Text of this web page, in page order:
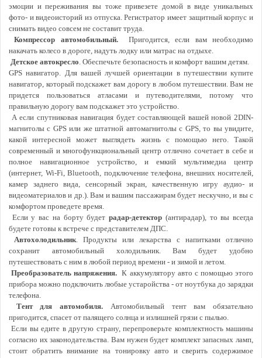
эмоции и переживания вы тоже привезете домой в виде уникальных
фото- и видеоисторий из отпуска. Регистратор имеет защитный корпус и
снимать видео совсем не составит труда.
Компрессор автомобильный.Пригодится, если вам необходимо
накачать колесо в дороге, надуть лодку или матрас на отдыхе.
Детское автокресло. Обеспечьте безопасность и комфорт вашим детям.
GPS навигатор. Для вашей лучшей ориентации в путешествии купите
навигатор, который подскажет вам дорогу в любом путешествии. Вам не
придется пользоваться атласами и путеводителями, потому что
правильную дорогу вам подскажет это устройство.
А если спутниковая навигация будет составляющей вашей новой 2DIN-
магнитолы с GPS или же штатной автомагнитолы с GPS, то вы увидите,
какой интересной может выглядеть жизнь с помощью него. Такой
современный и многофункциональный центр отлично сочетает в себе и
полное навигационное устройство, и емкий мультимедиа центр
(интернет, Wi-Fi, Bluetooth, подключение телефона, внешних носителей,
камер заднего вида, сенсорный экран, качественную игру аудио- и
видеоматериалов и др.). Вам и вашим пассажирам будет нескучно, и вы с
комфортом проведете время.
Если у вас на борту будетрадар-детектор (антирадар), то вы всегда
будете готовы к встрече с представителем ДПС.
Автохолодильник. Продукты или лекарства с напитками отлично
сохранит автомобильный холодильник. Вам будет удобно
путешествовать с ним в любой период времени - и зимой и летом.
Преобразователь напряжения. К аккумулятору авто с помощью этого
прибора можно подключить любые устаройства - от ноутбука до зарядки
телефона.
Тент для автомобиля. Автомобильный тент вам обязательно
пригодится, спасет от палящего солнца и излишней грязи с пылью.
Если вы едите в другую страну, перепроверьте комплектность машины
согласно их законодательства. Вам нужен будет комплект запасных ламп,
стоит обратить внимание на тонировку авто и сверить содержимое